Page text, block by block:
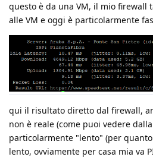
questo è da una VM, il mio firewall
alle VM e oggi è particolarmente
qui il risultato diretto dal firewall,
non è reale (come puoi vedere
particolarmente "lento" (per
lento, ovviamente per casa mia va